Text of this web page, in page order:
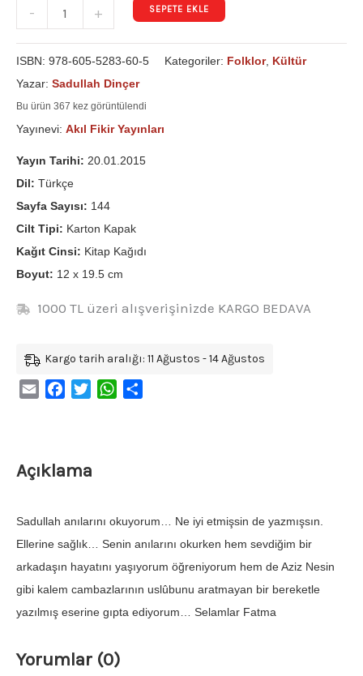
- + SEPETE EKLE
ISBN: 978-605-5283-60-5 Kategoriler: Folklor, Kültür
Yazar: Sadullah Dinçer
Bu ürün 367 kez görüntülendi
Yayınevi: Akıl Fikir Yayınları
Yayın Tarihi: 20.01.2015
Dil: Türkçe
Sayfa Sayısı: 144
Cilt Tipi: Karton Kapak
Kağıt Cinsi: Kitap Kağıdı
Boyut: 12 x 19.5 cm
1000 TL üzeri alışverişinizde KARGO BEDAVA
Kargo tarih aralığı: 11 Ağustos - 14 Ağustos
Email FacebookTwitterWhatsApp
Açıklama
Sadullah anılarını okuyorum… Ne iyi etmişsin de yazmışsın.
Ellerine sağlık… Senin anılarını okurken hem sevdiğim bir
arkadaşın hayatını yaşıyorum öğreniyorum hem de Aziz Nesin
gibi kalem cambazlarının uslûbunu aratmayan bir bereketle
yazılmış eserine gıpta ediyorum… Selamlar Fatma
Yorumlar (0)